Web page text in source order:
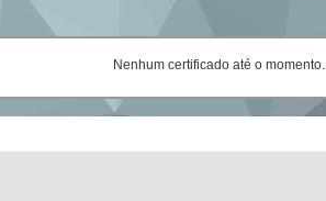
Nenhum certificado até o momento.